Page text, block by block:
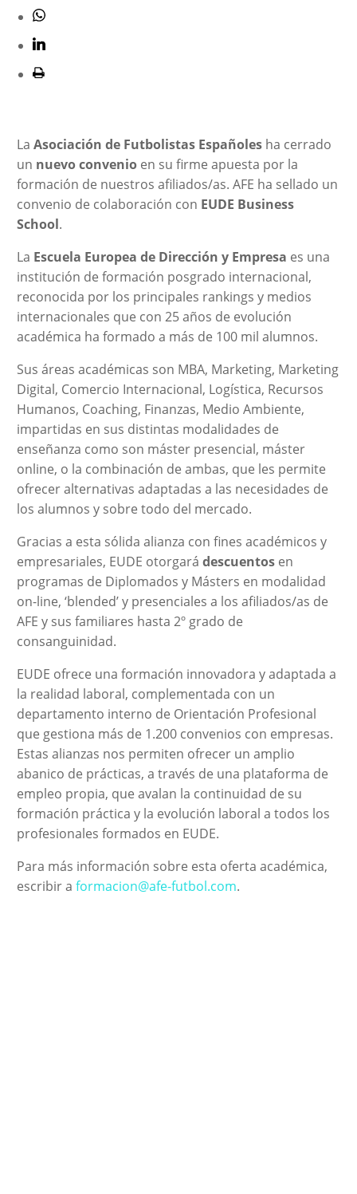
La Asociación de Futbolistas Españolesha cerrado
un nuevo convenioen su firme apuesta por la
formación de nuestros afiliados/as. AFE ha sellado un
convenio de colaboración con EUDE Business
School.
La Escuela Europea de Dirección y Empresa es una
institución de formación posgrado internacional,
reconocida por los principales rankings y medios
internacionales que con 25 años de evolución
académica ha formado a más de 100 mil alumnos.
Sus áreas académicas son MBA, Marketing, Marketing
Digital, Comercio Internacional, Logística, Recursos
Humanos, Coaching, Finanzas, Medio Ambiente,
impartidas en sus distintas modalidades de
enseñanza como son máster presencial, máster
online, o la combinación de ambas, que les permite
ofrecer alternativas adaptadas a las necesidades de
los alumnos y sobre todo del mercado.
Gracias a esta sólida alianza con fines académicos y
empresariales, EUDE otorgará descuentosen
programas de Diplomados y Másters en modalidad
on-line, ‘blended’ y presenciales a los afiliados/as de
AFE y sus familiares hasta 2º grado de
consanguinidad.
EUDE ofrece una formación innovadora y adaptada a
la realidad laboral, complementada con un
departamento interno de Orientación Profesional
que gestiona más de 1.200 convenios con empresas.
Estas alianzas nos permiten ofrecer un amplio
abanico de prácticas, a través de una plataforma de
empleo propia, que avalan la continuidad de su
formación práctica y la evolución laboral a todos los
profesionales formados en EUDE.
Para más información sobre esta oferta académica,
escribir a formacion@afe-futbol.com.